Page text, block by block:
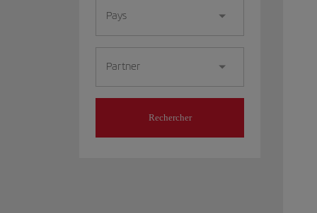
Pays
Partner
Rechercher